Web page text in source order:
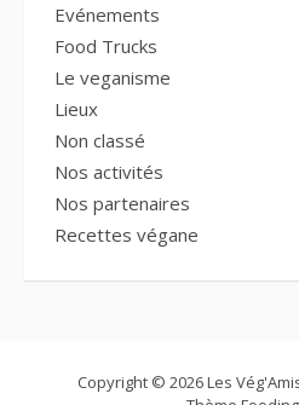
Evénements
Food Trucks
Le veganisme
Lieux
Non classé
Nos activités
Nos partenaires
Recettes végane
Copyright © 2026 Les